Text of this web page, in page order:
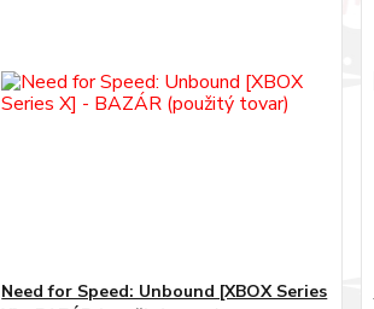
Need for Speed: Unbound [XBOX Series